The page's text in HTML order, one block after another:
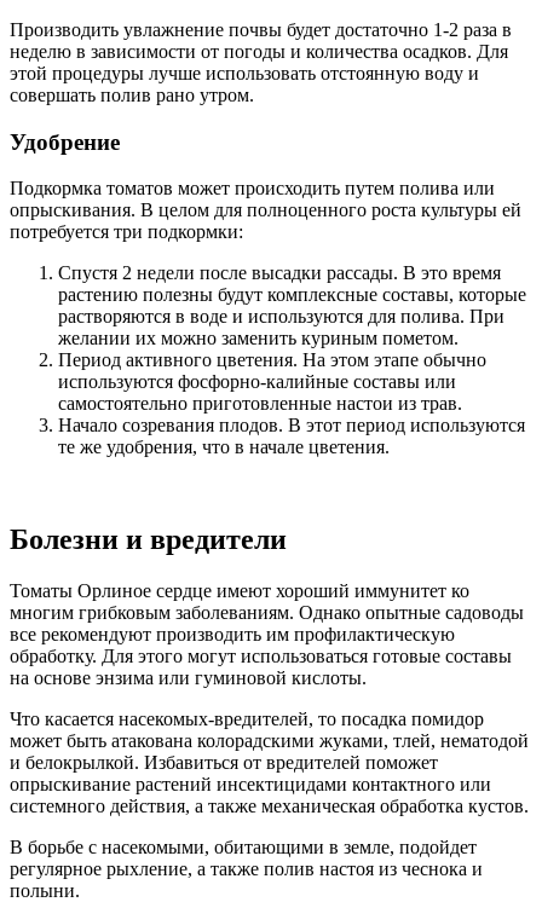
Производить увлажнение почвы будет достаточно 1-2 раза в
неделю в зависимости от погоды и количества осадков. Для
этой процедуры лучше использовать отстоянную воду и
совершать полив рано утром.
Удобрение
Подкормка томатов может происходить путем полива или
опрыскивания. В целом для полноценного роста культуры ей
потребуется три подкормки:
Спустя 2 недели после высадки рассады. В это время
растению полезны будут комплексные составы, которые
растворяются в воде и используются для полива. При
желании их можно заменить куриным пометом.
Период активного цветения. На этом этапе обычно
используются фосфорно-калийные составы или
самостоятельно приготовленные настои из трав.
Начало созревания плодов. В этот период используются
те же удобрения, что в начале цветения.
Болезни и вредители
Томаты Орлиное сердце имеют хороший иммунитет ко
многим грибковым заболеваниям. Однако опытные садоводы
все рекомендуют производить им профилактическую
обработку. Для этого могут использоваться готовые составы
на основе энзима или гуминовой кислоты.
Что касается насекомых-вредителей, то посадка помидор
может быть атакована колорадскими жуками, тлей, нематодой
и белокрылкой. Избавиться от вредителей поможет
опрыскивание растений инсектицидами контактного или
системного действия, а также механическая обработка кустов.
В борьбе с насекомыми, обитающими в земле, подойдет
регулярное рыхление, а также полив настоя из чеснока и
полыни.